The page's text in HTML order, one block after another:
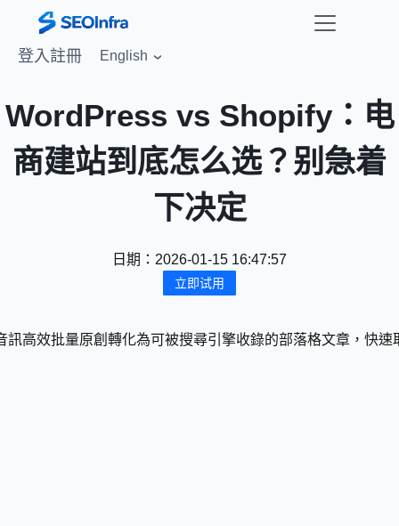
登入註冊 English
WordPress vs Shopify：电
商建站到底怎么选？别急着
下决定
日期： 2026-01-15 16:47:57
立即试用
高效批量原創轉化為可被搜尋引擎收錄的部落格文章，